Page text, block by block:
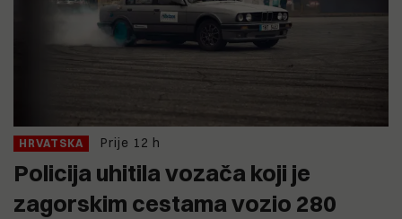
HRVATSKA Prije 12 h
Policija uhitila vozača koji je
zagorskim cestama vozio 280